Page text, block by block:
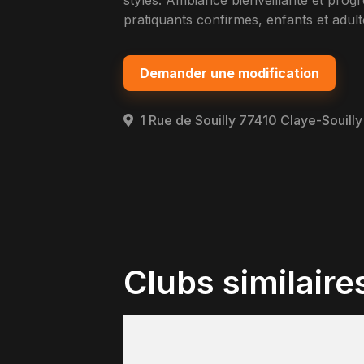
pratiquants confirmes, enfants et
Demander une modification
1 Rue de Souilly 77410 Claye-Souilly
Clubs